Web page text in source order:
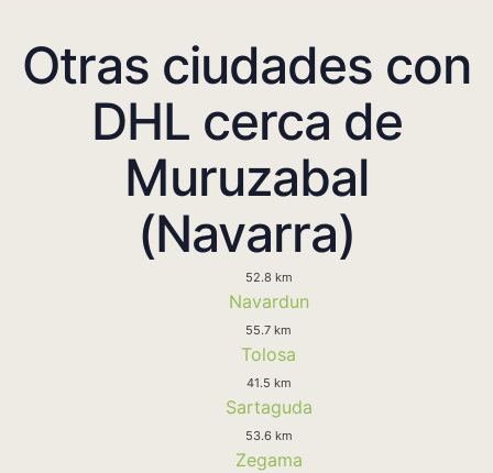
Otras ciudades con
DHL cerca de
Muruzabal
(Navarra)
52.8 km
Navardun
55.7 km
Tolosa
41.5 km
Sartaguda
53.6 km
Zegama